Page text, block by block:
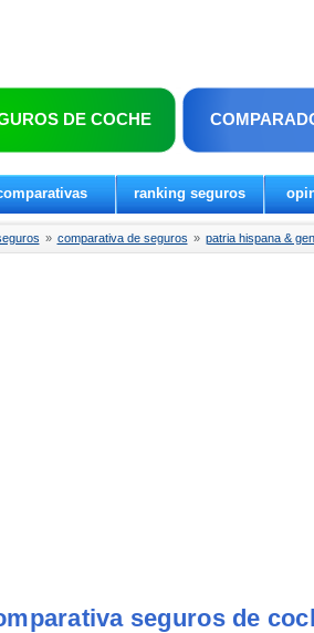
DE COCHE
ranking seguros
» comparativa de seguros » patria hispana &
seguros de